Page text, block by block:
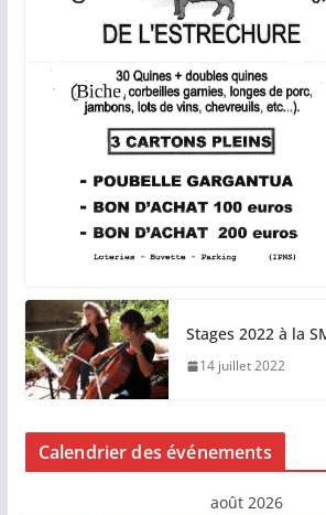
Stages 2022 à la
14 juillet 2022
Calendrier des événements
août 2026